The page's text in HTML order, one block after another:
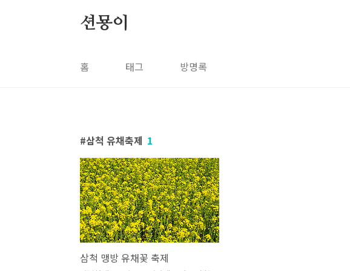
션묭이
홈 태그 방명록
삼척 유채축제 1
삼척 맹방 유채꽃 축제